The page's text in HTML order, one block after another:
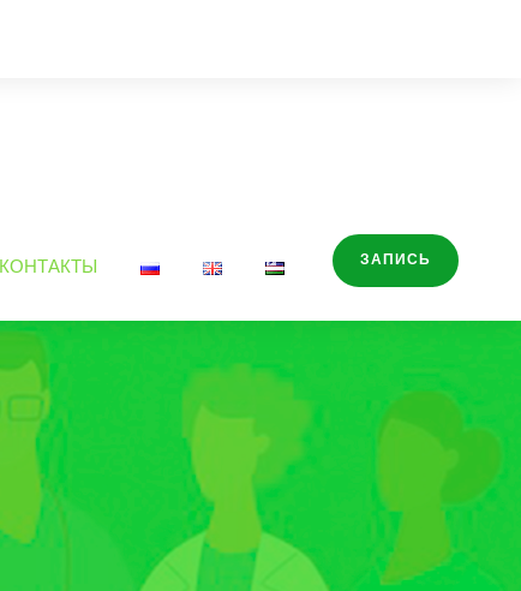
КОНТАКТЫ ЗАПИСЬ